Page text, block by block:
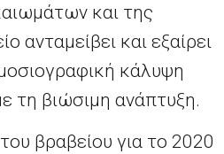
και της
ανταμείβει και εξαίρει
κάλυψη
τη βιώσιμη ανάπτυξη.
βραβείου για το 2020